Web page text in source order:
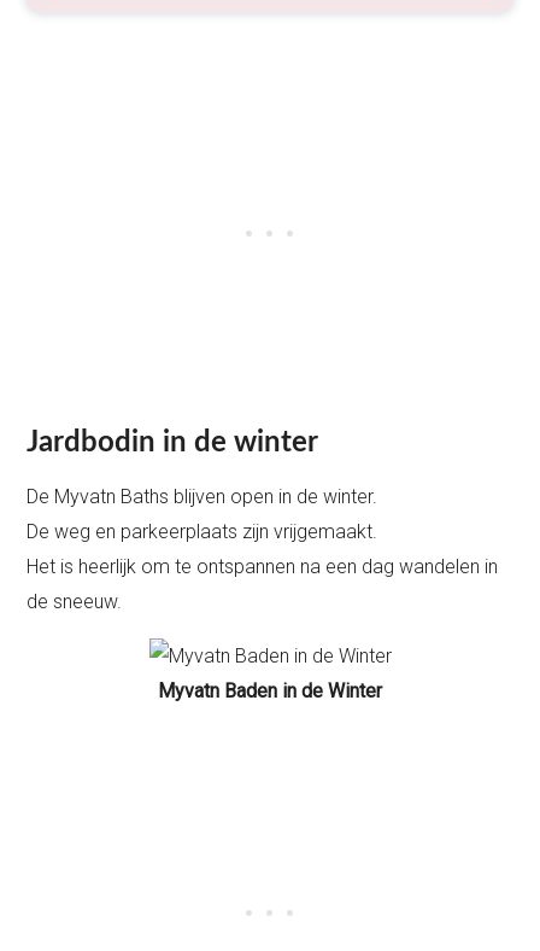
Jardbodin in de winter
De Myvatn Baths blijven open in de winter.
De weg en parkeerplaats zijn vrijgemaakt.
Het is heerlijk om te ontspannen na een dag wandelen in
de sneeuw.
Myvatn Baden in de Winter